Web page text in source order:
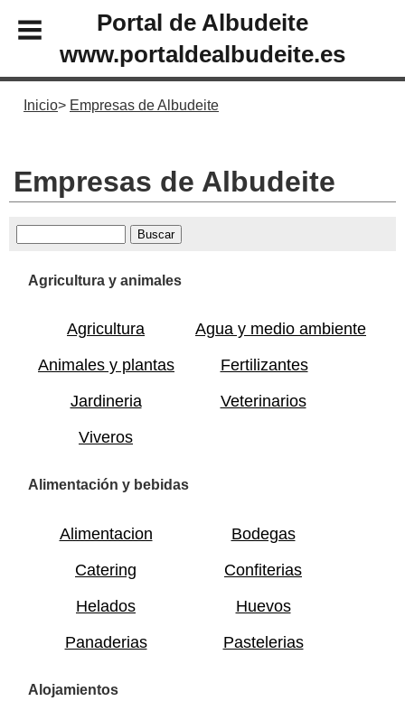
Portal de Albudeite
www.portaldealbudeite.es
Inicio Empresas de Albudeite
Empresas de Albudeite
Agricultura y animales
Agricultura
Agua y medio ambiente
Animales y plantas
Fertilizantes
Jardineria
Veterinarios
Viveros
Alimentación y bebidas
Alimentacion
Bodegas
Catering
Confiterias
Helados
Huevos
Panaderias
Pastelerias
Alojamientos